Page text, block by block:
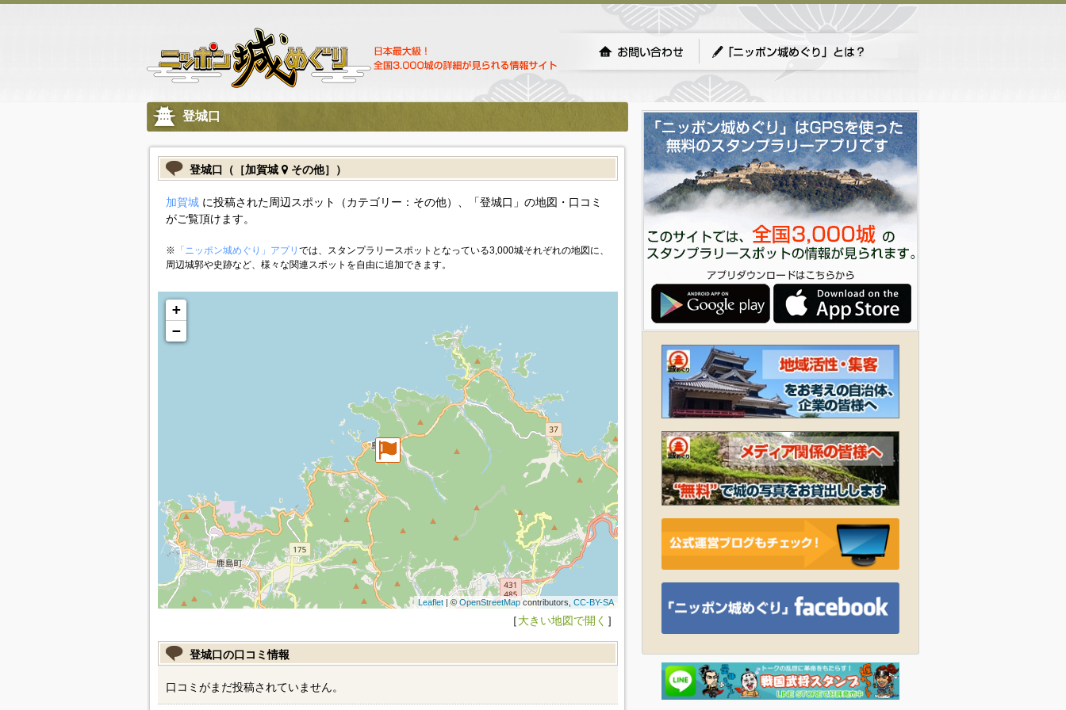
登城口
登城口（［加賀城 その他］）
加賀城に投稿された周辺スポット（カテゴリー：その他）、「登城口」の地図・口コミ
がご覧頂けます。
※ 「ニッポン城めぐり」アプリ では、スタンプラリースポットとなっている3,000城それぞれの地図に、
周辺城郭や史跡など、様々な関連スポットを自由に追加できます。
+
−
Leaflet| © OpenStreetMapcontributors, CC-BY-SA
［大きい地図で開く ］
登城口の口コミ情報
口コミがまだ投稿されていません。